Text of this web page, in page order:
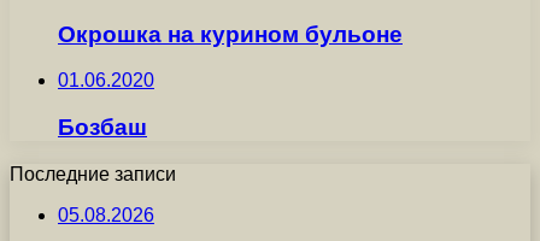
Окрошка на курином бульоне
01.06.2020
Бозбаш
Последние записи
05.08.2026